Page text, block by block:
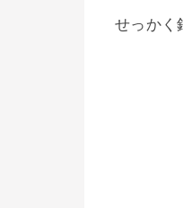
せっかく